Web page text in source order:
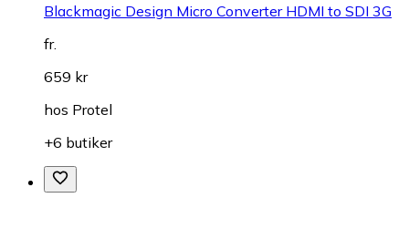
Blackmagic Design Micro Converter HDMI to SDI 3G
fr.
659 kr
hos Protel
+6 butiker